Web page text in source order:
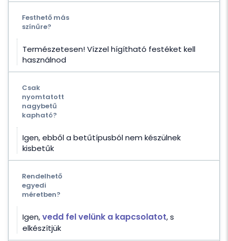
Festhető más
színűre?
Természetesen! Vízzel hígítható festéket kell
használnod
Csak
nyomtatott
nagybetű
kapható?
Igen, ebből a betűtípusból nem készülnek
kisbetűk
Rendelhető
egyedi
méretben?
Igen,vedd fel velünk a kapcsolatot, s
elkészítjük